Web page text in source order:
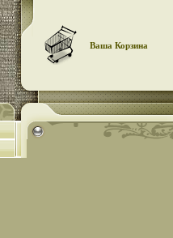
Ваша Корзина